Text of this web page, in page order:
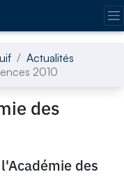
Actualités
2010
des
des